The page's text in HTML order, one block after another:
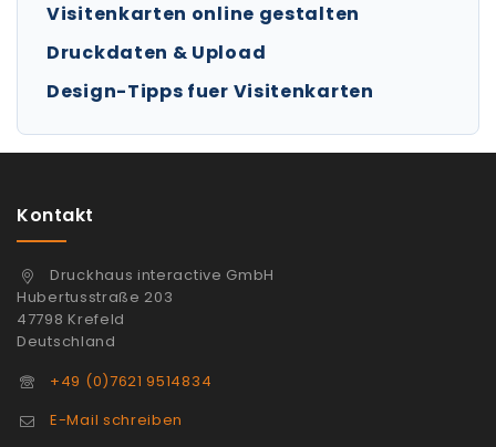
Visitenkarten online gestalten
Druckdaten & Upload
Design-Tipps fuer Visitenkarten
Kontakt
Druckhaus interactive GmbH
Hubertusstraße 203
47798 Krefeld
Deutschland
+49 (0)7621 9514834
E-Mail schreiben